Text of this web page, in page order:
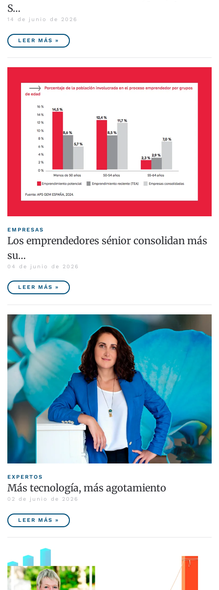
S…
14 de junio de 2026
LEER MÁS »
EMPRESAS
Los emprendedores sénior consolidan más
su…
04 de junio de 2026
LEER MÁS »
EXPERTOS
Más tecnología, más agotamiento
02 de junio de 2026
LEER MÁS »